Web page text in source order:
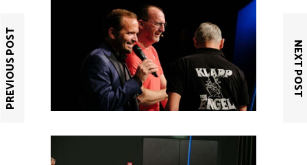
PREVIOUS POST NEXT POST